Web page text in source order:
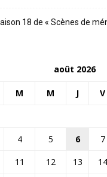
18 de « Scènes de
août 2026
M M J V
4 5 6 7
11 12 13 14